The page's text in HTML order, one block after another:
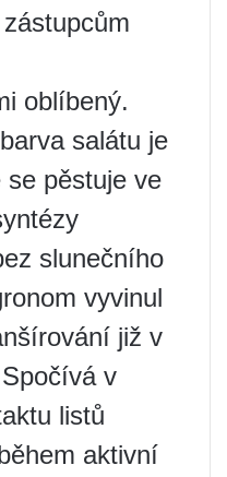
oblíbený.
salátu je
pěstuje ve
slunečního
vyvinul
již v
v
listů
aktivní